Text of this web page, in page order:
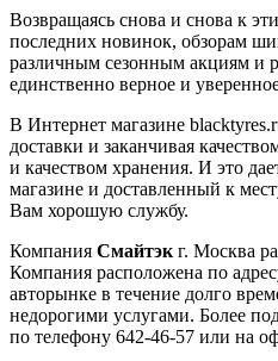
Возвращаясь снова и снова к
последних новинок, обзорам
различным сезонным акциям и
единственно верное и
В Интернет магазине
доставки и заканчивая
и качеством хранения. И это
магазине и доставленный к
Вам хорошую службу.
Компания Смайтэкг. Москва
Компания расположена по
авторынке в течение долго
недорогими услугами. Более
по телефону 642-46-57 или на